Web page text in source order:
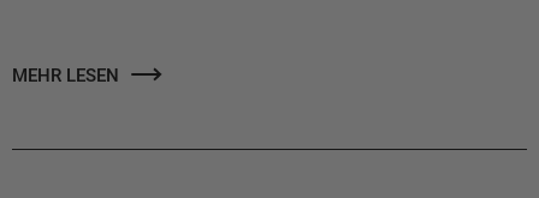
MEHR LESEN